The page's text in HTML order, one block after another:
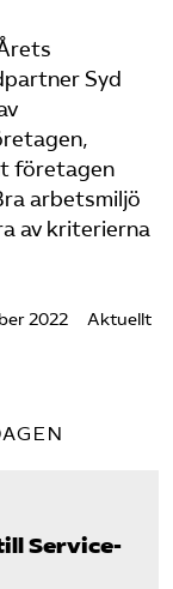
Syd
företagen
arbetsmiljö
av kriterierna
2022 Aktuellt
Service­